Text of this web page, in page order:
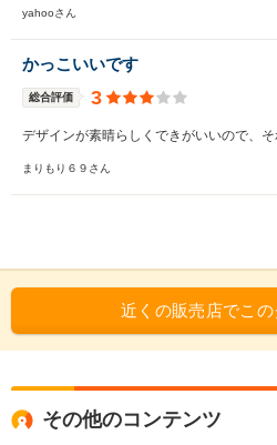
yahooさん
かっこいいです
総合評価 3
デザインが素晴らしくできがいいので、そ
まりもり６９さん
近くの販売店でこ
その他のコンテンツ